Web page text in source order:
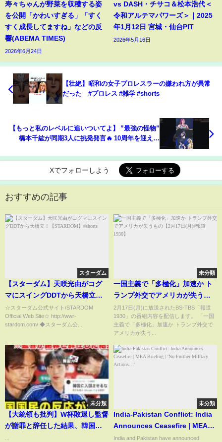
寿々ちゃんが野菜を収穫する姿
を公開「かわいすぎる」「すく
すく成長してますね」などの反
響(ABEMA TIMES)
2026年6月24日
vs DASH・チサコ＆松本浩代＜
令和アルテマパワーズ＞｜2025
年1月12日 宮城・仙台PIT
2026年5月16日
【壮絶】昭和の女子プロレスラーの嫌われ方が異常
だった #プロレス #雑学 #shorts
【もっと私のレベルに追いついてよ】 ”最強の怪物”
橋本千紘が同期3人に挑発発言🔥 10周年を迎えた
ム #stardom
Xでフォローしよう
おすすめの記事
スターダム
【スターダム】天咲光由がコグ
マにスイングDDTから天橋立！
【STARDOM】#shorts
☆スターダム公式サイト/STARDOM
Official Web Site☆ http://wwr-
stardom.com/ ◆スターダム公...
未分類
一国主義で「多極化」加速か ト
ランプ外交でアメリカが失うも
の【2月17日(月)#報道1930】
2月17日(月)に放送されたBS-TBS「報道
1930」の番組内容を配信します。 「一国
主義で「多極化」加速か トランプ外交で
アメリカが失う...
未分類
【大統領も批判】W杯敗退し監督
が謝罪と辞任した結果、韓国国
未分類
India-Pakistan Conflict: India
Announces Ceasefire | MEA
Briefing | 'No Further Military
India and Pakistan have announced